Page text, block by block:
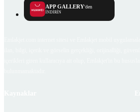
APP GALLERY'den
İNDİRİN